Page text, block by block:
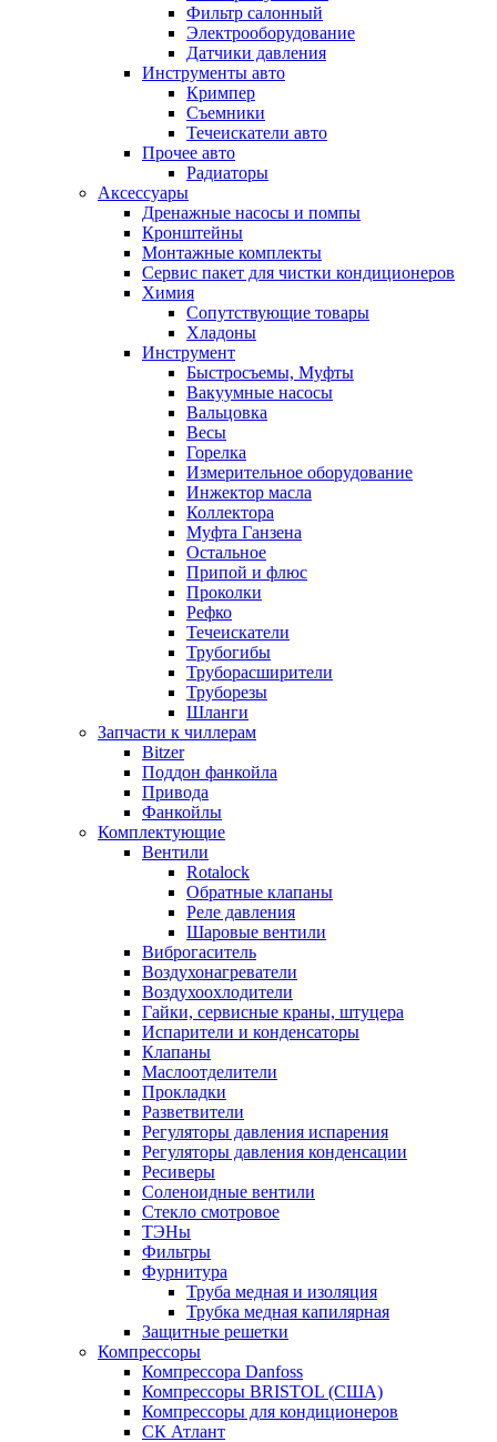
Фильтр салонный
Электрооборудование
Датчики давления
Инструменты авто
Кримпер
Съемники
Течеискатели авто
Прочее авто
Радиаторы
Аксессуары
Дренажные насосы и помпы
Кронштейны
Монтажные комплекты
Сервис пакет для чистки кондиционеров
Химия
Сопутствующие товары
Хладоны
Инструмент
Быстросъемы, Муфты
Вакуумные насосы
Вальцовка
Весы
Горелка
Измерительное оборудование
Инжектор масла
Коллектора
Муфта Ганзена
Остальное
Припой и флюс
Проколки
Рефко
Течеискатели
Трубогибы
Труборасширители
Труборезы
Шланги
Запчасти к чиллерам
Bitzer
Поддон фанкойла
Привода
Фанкойлы
Комплектующие
Вентили
Rotalock
Обратные клапаны
Реле давления
Шаровые вентили
Виброгаситель
Воздухонагреватели
Воздухоохлодители
Гайки, сервисные краны, штуцера
Испарители и конденсаторы
Клапаны
Маслоотделители
Прокладки
Разветвители
Регуляторы давления испарения
Регуляторы давления конденсации
Ресиверы
Соленоидные вентили
Стекло смотровое
ТЭНы
Фильтры
Фурнитура
Труба медная и изоляция
Трубка медная капилярная
Защитные решетки
Компрессоры
Компрессора Danfoss
Компрессоры BRISTOL (США)
Компрессоры для кондиционеров
СК Атлант